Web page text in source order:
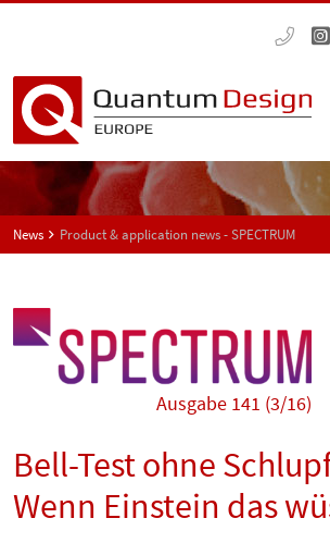
News Product & application news - SPECTRUM
Ausgabe 141 (3/16)
Bell-Test ohne
Wenn Einstein das